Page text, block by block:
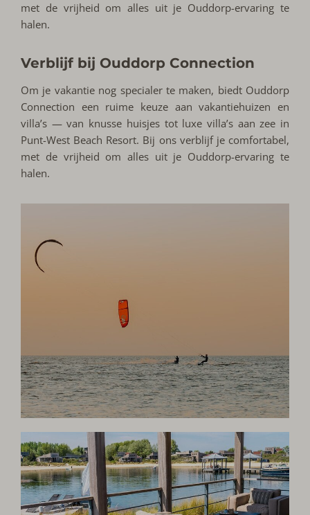
met de vrijheid om alles uit je Ouddorp-ervaring te
halen.
Verblijf bij Ouddorp Connection
Om je vakantie nog specialer te maken, biedt Ouddorp
Connection een ruime keuze aan vakantiehuizen en
villa’s — van knusse huisjes tot luxe villa’s aan zee in
Punt-West Beach Resort. Bij ons verblijf je comfortabel,
met de vrijheid om alles uit je Ouddorp-ervaring te
halen.